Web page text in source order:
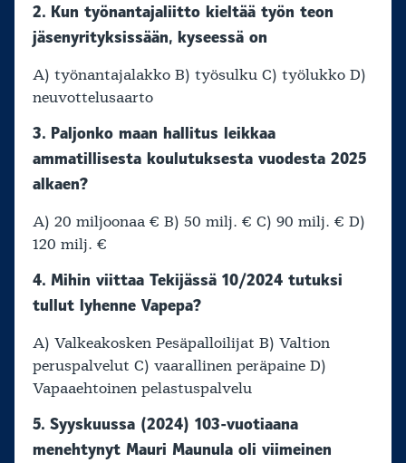
2. Kun työnantajaliitto kieltää työn teon
jäsenyrityksissään, kyseessä on
A) työnantajalakko B) työsulku C) työlukko D)
neuvottelusaarto
3. Paljonko maan hallitus leikkaa
ammatillisesta koulutuksesta vuodesta 2025
alkaen?
A) 20 miljoonaa € B) 50 milj. € C) 90 milj. € D)
120 milj. €
4. Mihin viittaa Tekijässä 10/2024 tutuksi
tullut lyhenne Vapepa?
A) Valkeakosken Pesäpalloilijat B) Valtion
peruspalvelut C) vaarallinen peräpaine D)
Vapaaehtoinen pelastuspalvelu
5. Syyskuussa (2024) 103-vuotiaana
menehtynyt Mauri Maunula oli viimeinen